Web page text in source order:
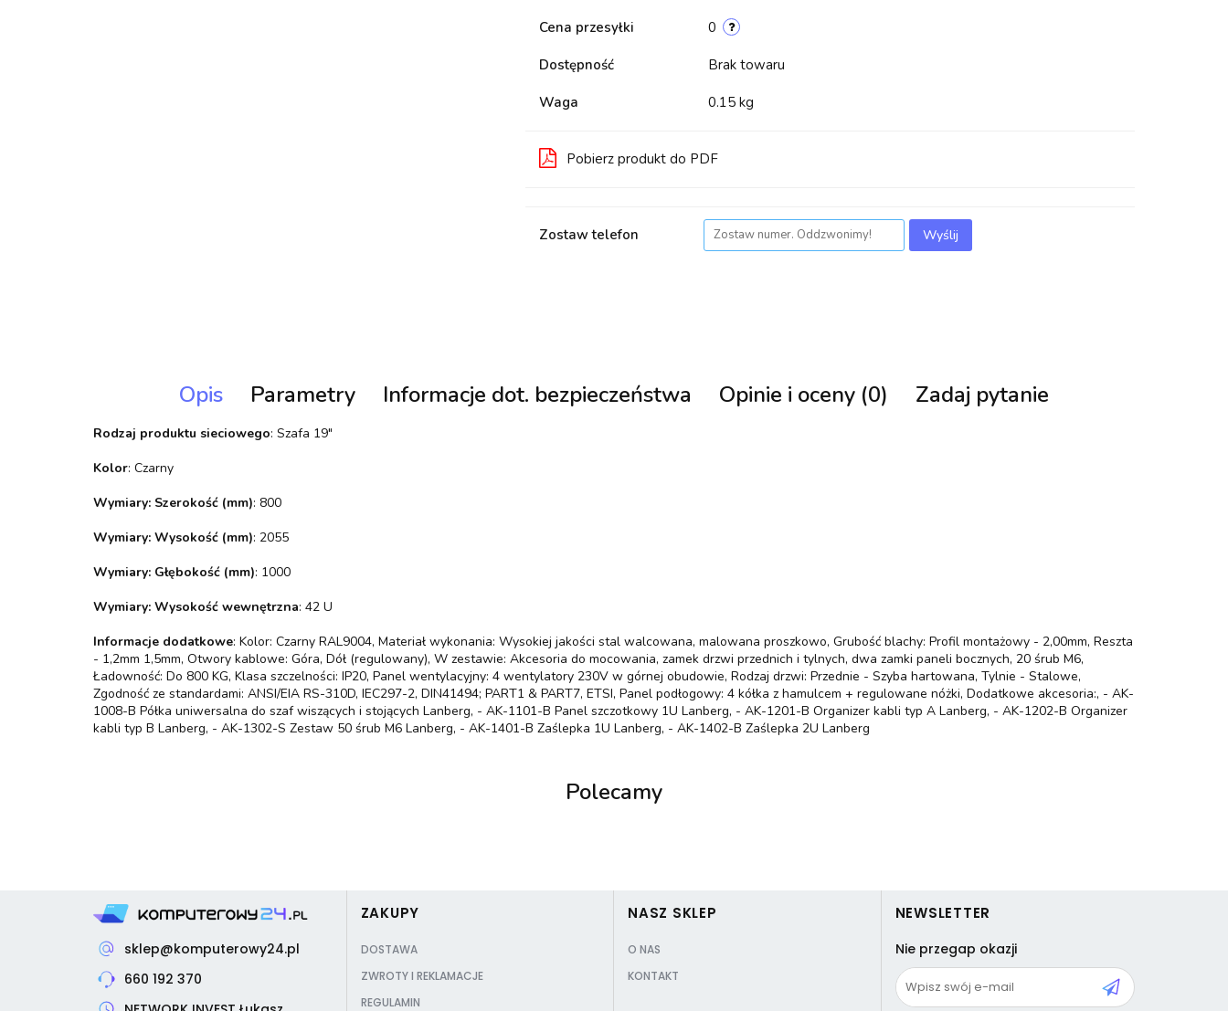
Cena przesyłki 0
Dostępność Brak towaru
Waga 0.15 kg
Pobierz produkt do PDF
Zostaw telefon Wyślij
Opis Parametry Informacje dot. bezpieczeństwa Opinie i oceny (0) Zadaj pytanie
Rodzaj produktu sieciowego: Szafa 19"
Kolor: Czarny
Wymiary: Szerokość (mm): 800
Wymiary: Wysokość (mm): 2055
Wymiary: Głębokość (mm): 1000
Wymiary: Wysokość wewnętrzna: 42 U
Informacje dodatkowe: Kolor: Czarny RAL9004, Materiał wykonania: Wysokiej jakości stal walcowana, malowana proszkowo, Grubość blachy: Profil montażowy - 2,00mm, Reszta
- 1,2mm 1,5mm, Otwory kablowe: Góra, Dół (regulowany), W zestawie: Akcesoria do mocowania, zamek drzwi przednich i tylnych, dwa zamki paneli bocznych, 20 śrub M6,
Ładowność: Do 800 KG, Klasa szczelności: IP20, Panel wentylacyjny: 4 wentylatory 230V w górnej obudowie, Rodzaj drzwi: Przednie - Szyba hartowana, Tylnie - Stalowe,
Zgodność ze standardami: ANSI/EIA RS-310D, IEC297-2, DIN41494; PART1 & PART7, ETSI, Panel podłogowy: 4 kółka z hamulcem + regulowane nóżki, Dodatkowe akcesoria:, - AK-
1008-B Półka uniwersalna do szaf wiszących i stojących Lanberg, - AK-1101-B Panel szczotkowy 1U Lanberg, - AK-1201-B Organizer kabli typ A Lanberg, - AK-1202-B Organizer
kabli typ B Lanberg, - AK-1302-S Zestaw 50 śrub M6 Lanberg, - AK-1401-B Zaślepka 1U Lanberg, - AK-1402-B Zaślepka 2U Lanberg
Polecamy
sklep@komputerowy24.pl
660 192 370
ZAKUPY
DOSTAWA
ZWROTY I REKLAMACJE
REGULAMIN
NASZ SKLEP
O NAS
KONTAKT
NEWSLETTER
Nie przegap okazji